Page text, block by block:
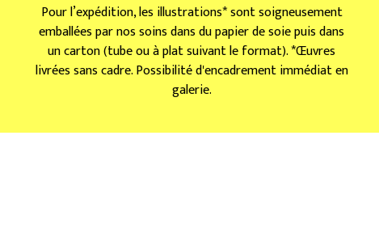
Pour l’expédition, les illustrations* sont soigneusement
emballées par nos soins dans du papier de soie puis dans
un carton (tube ou à plat suivant le format). *Œuvres
livrées sans cadre. Possibilité d'encadrement immédiat en
galerie.